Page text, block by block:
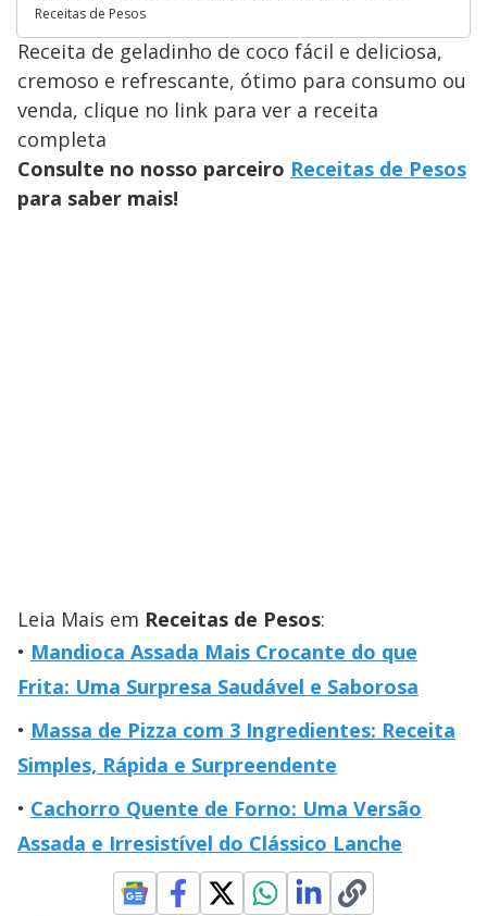
Receitas de Pesos
Receita de geladinho de coco fácil e deliciosa,
cremoso e refrescante, ótimo para consumo ou
venda, clique no link para ver a receita
completa
Consulte no nosso parceiro Receitas de Pesos
para saber mais!
Leia Mais em Receitas de Pesos:
Mandioca Assada Mais Crocante do que
Frita: Uma Surpresa Saudável e Saborosa
Massa de Pizza com 3 Ingredientes: Receita
Simples, Rápida e Surpreendente
Cachorro Quente de Forno: Uma Versão
Assada e Irresistível do Clássico Lanche